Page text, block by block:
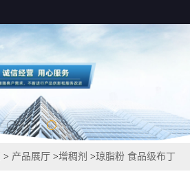
> 产品展厅 >增稠剂 >琼脂粉 食品级布丁